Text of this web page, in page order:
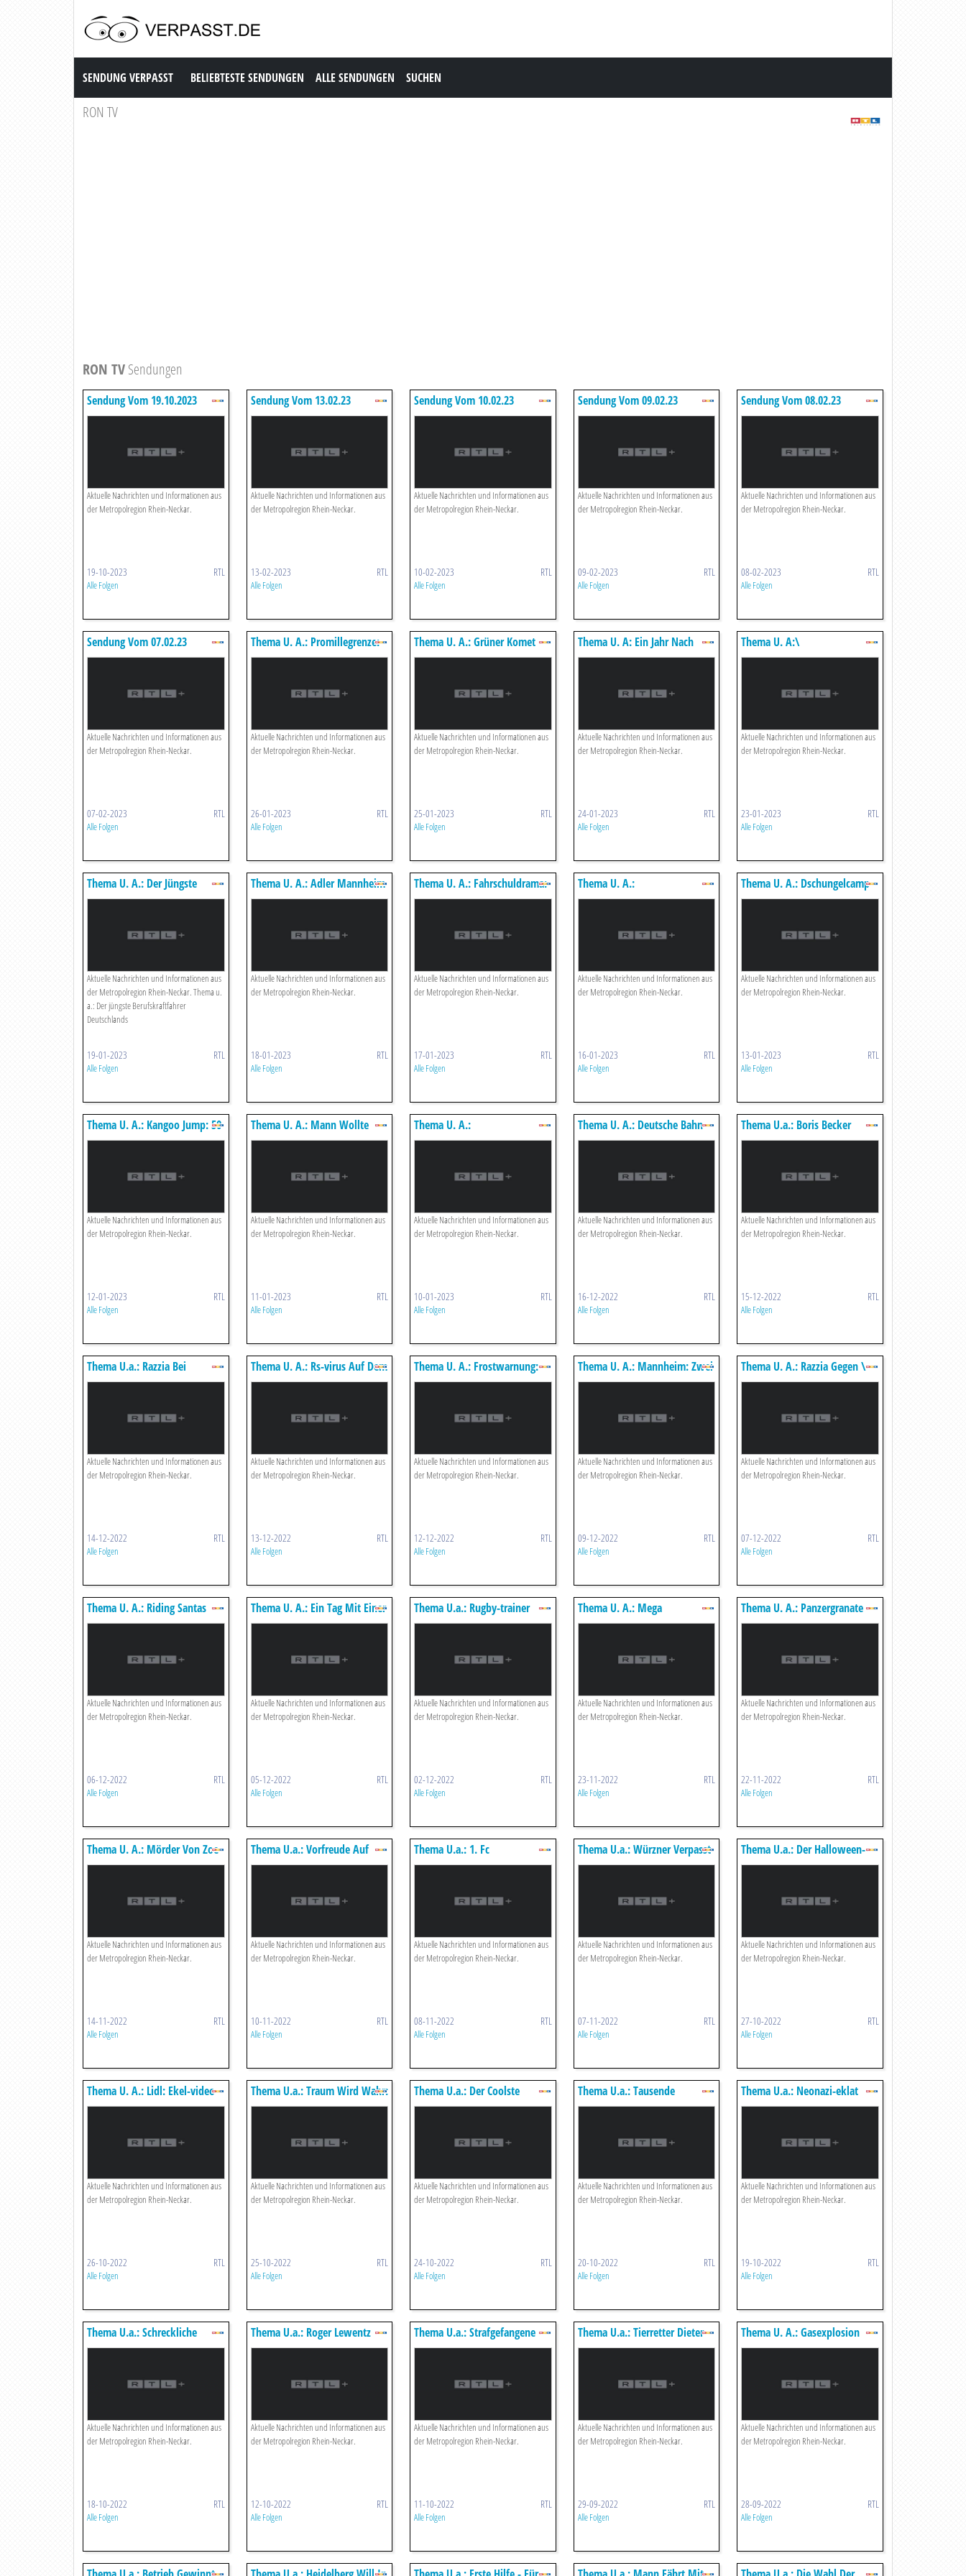
Sendung Verpasst
SENDUNG VERPASST BELIEBTESTE SENDUNGEN ALLE SENDUNGEN SUCHEN
RON TV
RON TVSendungen
Sendung Vom 19.10.2023
Aktuelle Nachrichten und Informationen aus
der Metropolregion Rhein-Neckar.
19-10-2023 RTL
Alle Folgen
Sendung Vom 13.02.23
Aktuelle Nachrichten und Informationen aus
der Metropolregion Rhein-Neckar.
13-02-2023 RTL
Alle Folgen
Sendung Vom 10.02.23
Aktuelle Nachrichten und Informationen aus
der Metropolregion Rhein-Neckar.
10-02-2023 RTL
Alle Folgen
Sendung Vom 09.02.23
Aktuelle Nachrichten und Informationen aus
der Metropolregion Rhein-Neckar.
09-02-2023 RTL
Alle Folgen
Sendung Vom 08.02.23
Aktuelle Nachrichten und Informationen aus
der Metropolregion Rhein-Neckar.
08-02-2023 RTL
Alle Folgen
Sendung Vom 07.02.23
Aktuelle Nachrichten und Informationen aus
der Metropolregion Rhein-Neckar.
07-02-2023 RTL
Alle Folgen
Thema U. A.: Promillegrenze:
Dürfen E-scooter-fahrer Bald
Aktuelle Nachrichten und Informationen aus
der Metropolregion Rhein-Neckar.
26-01-2023 RTL
Alle Folgen
Thema U. A.: Grüner Komet
Am Himmel Zu Sehen
Aktuelle Nachrichten und Informationen aus
der Metropolregion Rhein-Neckar.
25-01-2023 RTL
Alle Folgen
Thema U. A: Ein Jahr Nach
Dem Amoklauf In Heidelberg
Aktuelle Nachrichten und Informationen aus
der Metropolregion Rhein-Neckar.
24-01-2023 RTL
Alle Folgen
Thema U. A:\
Aktuelle Nachrichten und Informationen aus
der Metropolregion Rhein-Neckar.
23-01-2023 RTL
Alle Folgen
Thema U. A.: Der Jüngste
Berufskraftfahrer
Aktuelle Nachrichten und Informationen aus
der Metropolregion Rhein-Neckar. Thema u.
a.: Der jüngste Berufskraftfahrer
Deutschlands
19-01-2023 RTL
Alle Folgen
Thema U. A.: Adler Mannheim
Vor Spitzenspiel
Aktuelle Nachrichten und Informationen aus
der Metropolregion Rhein-Neckar.
18-01-2023 RTL
Alle Folgen
Thema U. A.: Fahrschuldrama:
40 % Durchfallquote!
Aktuelle Nachrichten und Informationen aus
der Metropolregion Rhein-Neckar.
17-01-2023 RTL
Alle Folgen
Thema U. A.:
Verteidigungsministerin
Aktuelle Nachrichten und Informationen aus
der Metropolregion Rhein-Neckar.
16-01-2023 RTL
Alle Folgen
Thema U. A.: Dschungelcamp
2023 Startet - Ex-kandidat Im
Aktuelle Nachrichten und Informationen aus
der Metropolregion Rhein-Neckar.
13-01-2023 RTL
Alle Folgen
Thema U. A.: Kangoo Jump: 50
Kilo In 2 Jahren Abnehmen
Aktuelle Nachrichten und Informationen aus
der Metropolregion Rhein-Neckar.
12-01-2023 RTL
Alle Folgen
Thema U. A.: Mann Wollte
Polizisten Mit
Aktuelle Nachrichten und Informationen aus
der Metropolregion Rhein-Neckar.
11-01-2023 RTL
Alle Folgen
Thema U. A.:
Weihnachtsbaum-weitwurf-
Aktuelle Nachrichten und Informationen aus
der Metropolregion Rhein-Neckar.
10-01-2023 RTL
Alle Folgen
Thema U. A.: Deutsche Bahn
Ist Am Limit
Aktuelle Nachrichten und Informationen aus
der Metropolregion Rhein-Neckar.
16-12-2022 RTL
Alle Folgen
Thema U.a.: Boris Becker
Zurück In Deutschland
Aktuelle Nachrichten und Informationen aus
der Metropolregion Rhein-Neckar.
15-12-2022 RTL
Alle Folgen
Thema U.a.: Razzia Bei
Klimakleber In Mannheim
Aktuelle Nachrichten und Informationen aus
der Metropolregion Rhein-Neckar.
14-12-2022 RTL
Alle Folgen
Thema U. A.: Rs-virus Auf Dem
Vormarsch
Aktuelle Nachrichten und Informationen aus
der Metropolregion Rhein-Neckar.
13-12-2022 RTL
Alle Folgen
Thema U. A.: Frostwarnung:
Bis Zu Bis Zu Minus 19 Grad
Aktuelle Nachrichten und Informationen aus
der Metropolregion Rhein-Neckar.
12-12-2022 RTL
Alle Folgen
Thema U. A.: Mannheim: Zwei
Polizisten Nach Tödlichem
Aktuelle Nachrichten und Informationen aus
der Metropolregion Rhein-Neckar.
09-12-2022 RTL
Alle Folgen
Thema U. A.: Razzia Gegen \
Aktuelle Nachrichten und Informationen aus
der Metropolregion Rhein-Neckar.
07-12-2022 RTL
Alle Folgen
Thema U. A.: Riding Santas
Auf Ihren Harleys Unterwegs
Aktuelle Nachrichten und Informationen aus
der Metropolregion Rhein-Neckar.
06-12-2022 RTL
Alle Folgen
Thema U. A.: Ein Tag Mit Einer
Ehrenamtlichen Helferin
Aktuelle Nachrichten und Informationen aus
der Metropolregion Rhein-Neckar.
05-12-2022 RTL
Alle Folgen
Thema U.a.: Rugby-trainer
Wegen Sexuellen Missbrauchs
Aktuelle Nachrichten und Informationen aus
der Metropolregion Rhein-Neckar.
02-12-2022 RTL
Alle Folgen
Thema U. A.: Mega
Schnäppchen? Das Bringt Die
Aktuelle Nachrichten und Informationen aus
der Metropolregion Rhein-Neckar.
23-11-2022 RTL
Alle Folgen
Thema U. A.: Panzergranate
Löst Evakuierung Aus
Aktuelle Nachrichten und Informationen aus
der Metropolregion Rhein-Neckar.
22-11-2022 RTL
Alle Folgen
Thema U. A.: Mörder Von Zoe
(17) Wieder Hinter Gitter
Aktuelle Nachrichten und Informationen aus
der Metropolregion Rhein-Neckar.
14-11-2022 RTL
Alle Folgen
Thema U.a.: Vorfreude Auf
Sportaward Rhein-neckar
Aktuelle Nachrichten und Informationen aus
der Metropolregion Rhein-Neckar.
10-11-2022 RTL
Alle Folgen
Thema U.a.: 1. Fc
Kaiserslautern Gegen
Aktuelle Nachrichten und Informationen aus
der Metropolregion Rhein-Neckar.
08-11-2022 RTL
Alle Folgen
Thema U.a.: Würzner Verpasst
Absolute Mehrheit
Aktuelle Nachrichten und Informationen aus
der Metropolregion Rhein-Neckar.
07-11-2022 RTL
Alle Folgen
Thema U.a.: Der Halloween-
kostüm-trend 2022
Aktuelle Nachrichten und Informationen aus
der Metropolregion Rhein-Neckar.
27-10-2022 RTL
Alle Folgen
Thema U. A.: Lidl: Ekel-video
Zeigt, Wo Unser Fleisch
Aktuelle Nachrichten und Informationen aus
der Metropolregion Rhein-Neckar.
26-10-2022 RTL
Alle Folgen
Thema U.a.: Traum Wird Wahr:
Einmal Prinzessin Sein
Aktuelle Nachrichten und Informationen aus
der Metropolregion Rhein-Neckar.
25-10-2022 RTL
Alle Folgen
Thema U.a.: Der Coolste
Fahrlehrer Deutschlands
Aktuelle Nachrichten und Informationen aus
der Metropolregion Rhein-Neckar.
24-10-2022 RTL
Alle Folgen
Thema U.a.: Tausende
Kitaplätze Fehlen
Aktuelle Nachrichten und Informationen aus
der Metropolregion Rhein-Neckar.
20-10-2022 RTL
Alle Folgen
Thema U.a.: Neonazi-eklat
Beim Sv Waldhof Mannheim
Aktuelle Nachrichten und Informationen aus
der Metropolregion Rhein-Neckar.
19-10-2022 RTL
Alle Folgen
Thema U.a.: Schreckliche
Bluttat In Ludwigshafen
Aktuelle Nachrichten und Informationen aus
der Metropolregion Rhein-Neckar.
18-10-2022 RTL
Alle Folgen
Thema U.a.: Roger Lewentz
Tritt Zurück
Aktuelle Nachrichten und Informationen aus
der Metropolregion Rhein-Neckar.
12-10-2022 RTL
Alle Folgen
Thema U.a.: Strafgefangene
Bereiten Sich Auf Das Leben
Aktuelle Nachrichten und Informationen aus
der Metropolregion Rhein-Neckar.
11-10-2022 RTL
Alle Folgen
Thema U.a.: Tierretter Dieter -
Ein Schönes Leben Trotz
Aktuelle Nachrichten und Informationen aus
der Metropolregion Rhein-Neckar.
29-09-2022 RTL
Alle Folgen
Thema U. A.: Gasexplosion
Zerstört Existenz
Aktuelle Nachrichten und Informationen aus
der Metropolregion Rhein-Neckar.
28-09-2022 RTL
Alle Folgen